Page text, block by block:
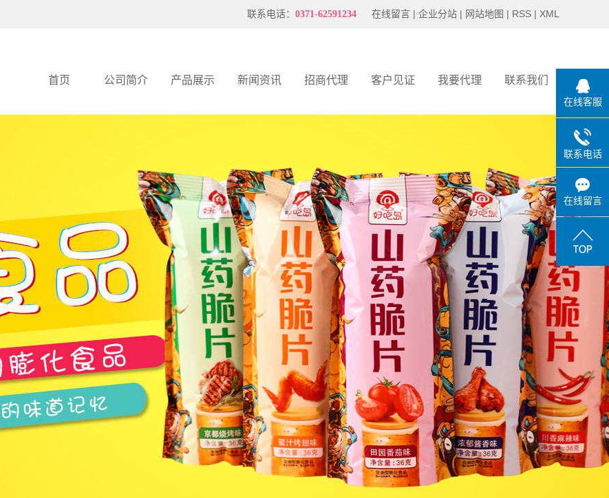
在线留言 | 企业分站 | 网站地图 | RSS | XML
联系电话： 0371-62591234
首页 公司简介
公司优势
厂风厂貌
产品展示 新闻资讯 招商代理 客户见证 我要代理 联系我们
在线客服
联系电话
在线留言